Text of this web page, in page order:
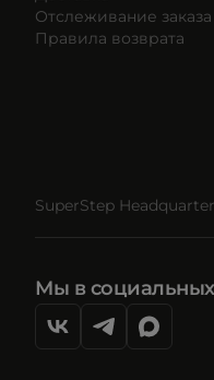
Отслеживание заказа
Правила возврата
SuperStep
Мы в социальных